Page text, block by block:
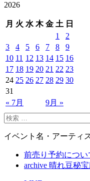
2026
月 火 水 木 金 土 日
« 7月 9月 »
1
2
3
4 5 6 7 8
9
10 11 12 13 14 15 16
17 18 19 20 21 22 23
24 25 26 27 28 29 30
31
イベント名・アーティ
前売り予約につい
archive 晴れ豆秘